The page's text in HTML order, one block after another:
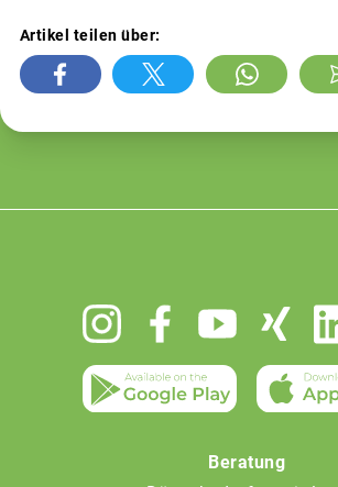
Artikel teilen über:
Beratung